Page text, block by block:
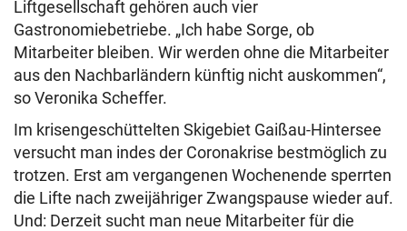
Liftgesellschaft gehören auch vier
Gastronomiebetriebe. „Ich habe Sorge, ob
Mitarbeiter bleiben. Wir werden ohne die Mitarbeiter
aus den Nachbarländern künftig nicht auskommen“,
so Veronika Scheffer.
Im krisengeschüttelten Skigebiet Gaißau-Hintersee
versucht man indes der Coronakrise bestmöglich zu
trotzen. Erst am vergangenen Wochenende sperrten
die Lifte nach zweijähriger Zwangspause wieder auf.
Und: Derzeit sucht man neue Mitarbeiter für die